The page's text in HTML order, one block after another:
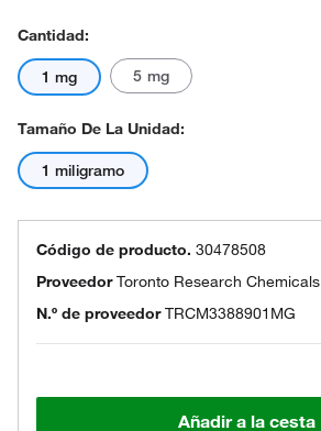
Cantidad:
1 mg 5 mg
Tamaño De La Unidad:
1 miligramo
Código de producto. 30478508
ProveedorToronto Research Chemicals
N.º de proveedor TRCM3388901MG
Añadir a la cesta